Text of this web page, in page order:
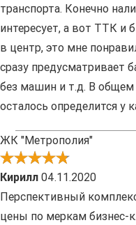
транспорта. Конечно
интересует, а вот ТТК и
в центр, это мне
сразу предусматривает
без машин и т.д. В общем
осталось определится у
ЖК "Метрополия"
Кирилл 04.11.2020
Перспективный
цены по меркам бизнес-